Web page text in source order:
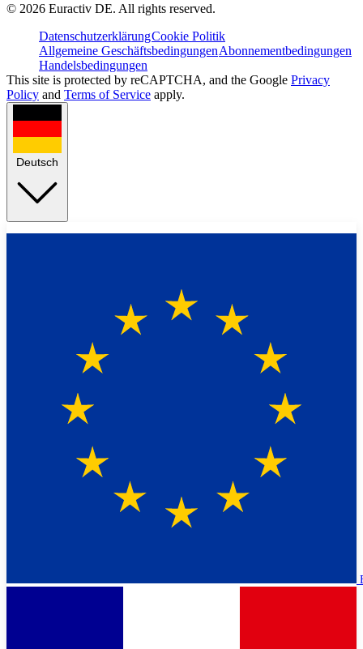
© 2026 Euractiv DE. All rights reserved.
DatenschutzerklärungCookie Politik
Allgemeine GeschäftsbedingungenAbonnementbedingungen
Handelsbedingungen
This site is protected by reCAPTCHA, and the Google Privacy
Policy and Terms of Service apply.
Deutsch